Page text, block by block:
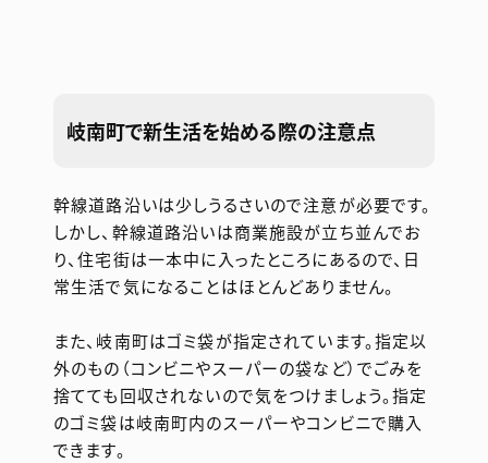
岐南町で新生活を始める際の注意点
幹線道路沿いは少しうるさいので注意が必要です。
しかし、幹線道路沿いは商業施設が立ち並んでお
り、住宅街は一本中に入ったところにあるので、日
常生活で気になることはほとんどありません。
また、岐南町はゴミ袋が指定されています。指定以
外のもの（コンビニやスーパーの袋など）でごみを
捨てても回収されないので気をつけましょう。指定
のゴミ袋は岐南町内のスーパーやコンビニで購入
できます。